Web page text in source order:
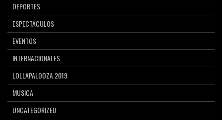
DEPORTES
ESPECTACULOS
EVENTOS
INTERNACIONALES
LOLLAPALOOZA 2019
MUSICA
UNCATEGORIZED